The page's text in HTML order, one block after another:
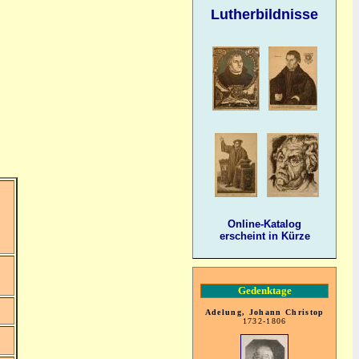
Lutherbildnisse
Online-Katalog
erscheint in Kürze
Gedenktage
Adelung, Johann Christop
1732-1806